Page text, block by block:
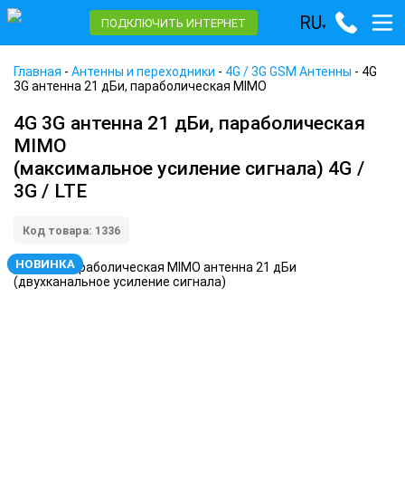
ПОДКЛЮЧИТЬ ИНТЕРНЕТ RU▾
Главная - Антенны и переходники - 4G / 3G GSM Антенны - 4G
3G антенна 21 дБи, параболическая MIMO
4G 3G антенна 21 дБи, параболическая
MIMO
(максимальное усиление сигнала) 4G /
3G / LTE
Код товара: 1336
НОВИНКА